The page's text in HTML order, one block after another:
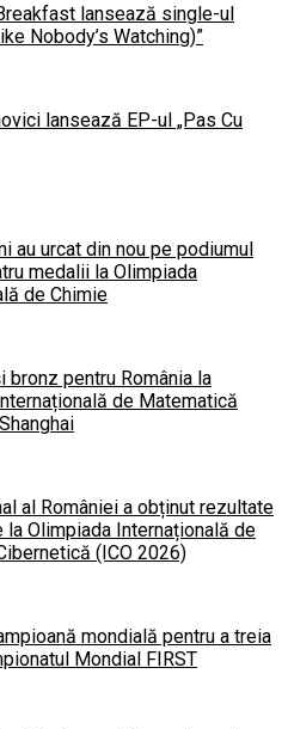
lansează single-ul
Nobody’s Watching)”
lansează EP-ul „Pas Cu
au urcat din nou pe podiumul
medalii la Olimpiada
de Chimie
bronz pentru România la
de Matematică
al României a obținut rezultate
la Olimpiada Internațională de
(ICO 2026)
mondială pentru a treia
Mondial FIRST